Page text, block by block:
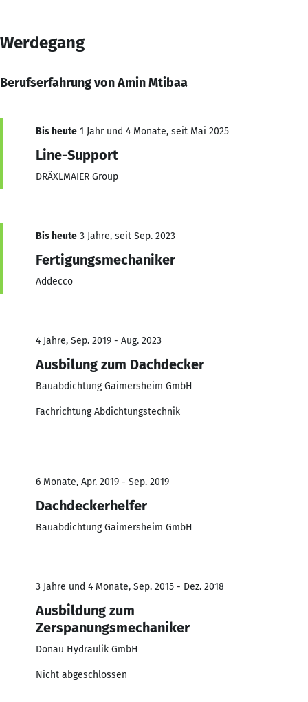
Werdegang
Berufserfahrung von Amin Mtibaa
Bis heute 1 Jahr und 4 Monate, seit Mai 2025
Line-Support
DRÄXLMAIER Group
Bis heute 3 Jahre, seit Sep. 2023
Fertigungsmechaniker
Addecco
4 Jahre, Sep. 2019 - Aug. 2023
Ausbilung zum Dachdecker
Bauabdichtung Gaimersheim GmbH
Fachrichtung Abdichtungstechnik
6 Monate, Apr. 2019 - Sep. 2019
Dachdeckerhelfer
Bauabdichtung Gaimersheim GmbH
3 Jahre und 4 Monate, Sep. 2015 - Dez. 2018
Ausbildung zum
Zerspanungsmechaniker
Donau Hydraulik GmbH
Nicht abgeschlossen